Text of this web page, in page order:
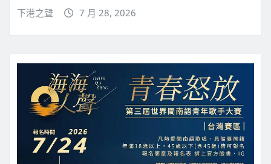
下港之聲 7 月 28, 2026